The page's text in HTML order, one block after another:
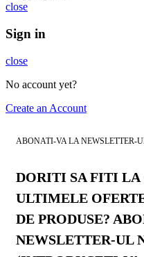
close
Sign in
close
No account yet?
Create an Account
ABONATI-VA LA NEWSLETTER-
DORITI SA FITI LA
ULTIMELE
DE PRODUSE?
NEWSLETTER-UL